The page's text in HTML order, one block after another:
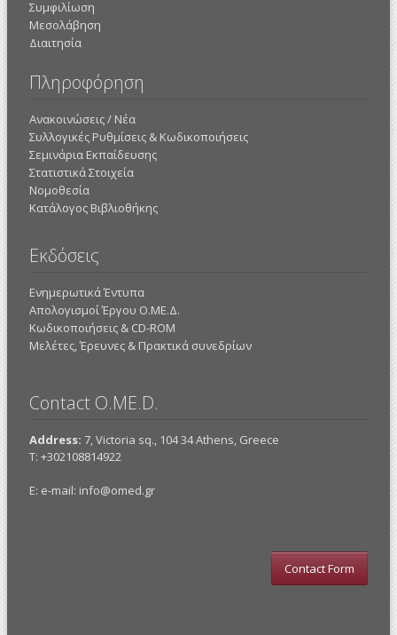
Συμφιλίωση
Μεσολάβηση
Διαιτησία
Πληροφόρηση
Ανακοινώσεις / Νέα
Συλλογικές Ρυθμίσεις & Κωδικοποιήσεις
Σεμινάρια Εκπαίδευσης
Στατιστικά Στοιχεία
Νομοθεσία
Κατάλογος Βιβλιοθήκης
Εκδόσεις
Ενημερωτικά Έντυπα
Απολογισμοί Έργου Ο.ΜΕ.Δ.
Κωδικοποιήσεις & CD-ROM
Mελέτες, Έρευνες & Πρακτικά συνεδρίων
Contact O.ME.D.
Address: 7, Victoria sq., 104 34 Athens, Greece
Τ: +302108814922
E: e-mail: info@omed.gr
Contact Form